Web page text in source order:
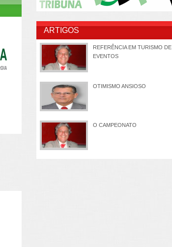
ARTIGOS
REFERÊNCIA EM TURISMO DE
EVENTOS
OTIMISMO ANSIOSO
O CAMPEONATO